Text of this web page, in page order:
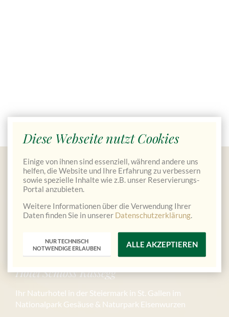
Gutscheine bestellen
Hotel Schloss Kassegg
Ihr Naturhotel in der Steiermark in St. Gallen im
Nationalpark Gesäuse & Naturpark Eisenwurzen
Diese Webseite nutzt Cookies
Einige von ihnen sind essenziell, während andere uns
helfen, die Website und Ihre Erfahrung zu verbessern
sowie spezielle Inhalte wie z.B. unser Reservierungs-
Portal anzubieten.
Weitere Informationen über die Verwendung Ihrer
Daten finden Sie in unserer Datenschutzerklärung.
NUR TECHNISCH
NOTWENDIGE ERLAUBEN
ALLE AKZEPTIEREN